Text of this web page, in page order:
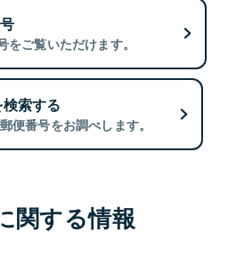
ご覧いただけます。
索する
便番号をお調べします。
関する情報